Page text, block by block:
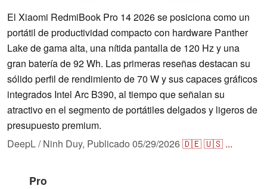
El Xiaomi RedmiBook Pro 14 2026 se posiciona como un
portátil de productividad compacto con hardware Panther
Lake de gama alta, una nítida pantalla de 120 Hz y una
gran batería de 92 Wh. Las primeras reseñas destacan su
sólido perfil de rendimiento de 70 W y sus capaces gráficos
integrados Intel Arc B390, al tiempo que señalan su
atractivo en el segmento de portátiles delgados y ligeros de
presupuesto premium.
DeepL / Ninh Duy, Publicado 05/29/2026🇩🇪🇺🇸 ...
Pro